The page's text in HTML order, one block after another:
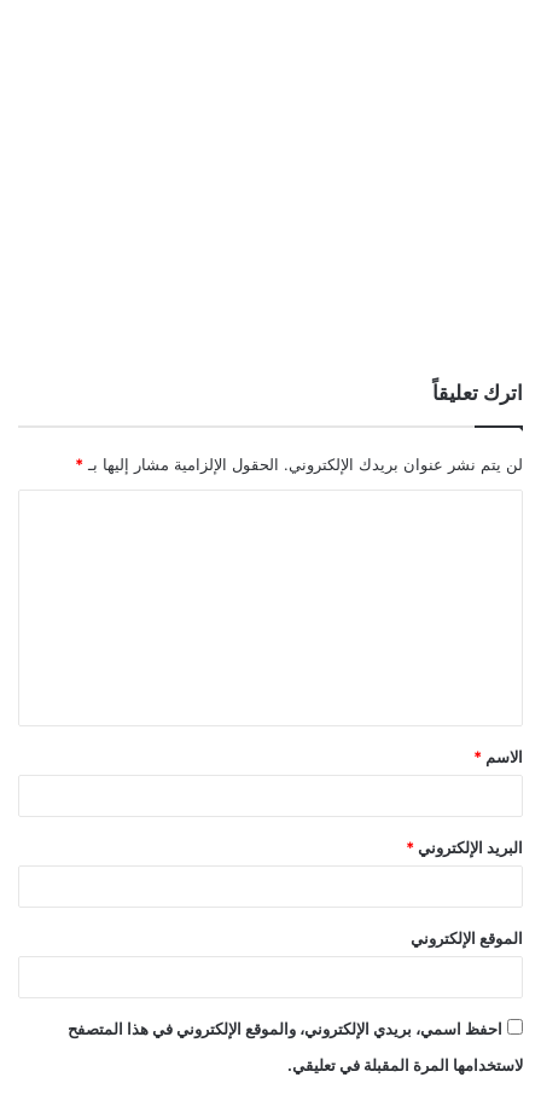
اترك تعليقاً
لن يتم نشر عنوان بريدك الإلكتروني. الحقول الإلزامية مشار إليها بـ *
ق
*
الاسم *
البريد الإلكتروني *
الموقع الإلكتروني
احفظ اسمي، بريدي الإلكتروني، والموقع الإلكتروني في هذا المتصفح
لاستخدامها المرة المقبلة في تعليقي.